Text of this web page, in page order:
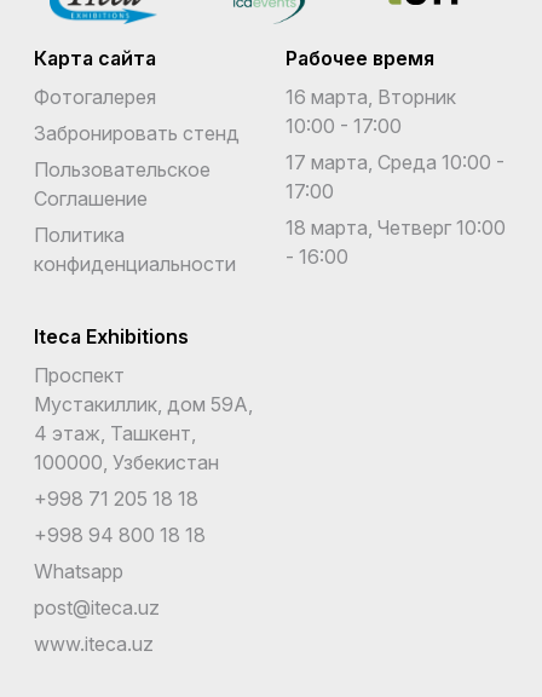
Карта сайта
Фотогалерея
Забронировать стенд
Пользовательское
Соглашение
Политика
конфиденциальности
Рабочее время
16 марта, Вторник
10:00 - 17:00
17 марта, Среда 10:00 -
17:00
18 марта, Четверг 10:00
- 16:00
Iteca Exhibitions
Проспект
Мустакиллик, дом 59А,
4 этаж, Ташкент,
100000, Узбекистан
+998 71 205 18 18
+998 94 800 18 18
Whatsapp
post@iteca.uz
www.iteca.uz